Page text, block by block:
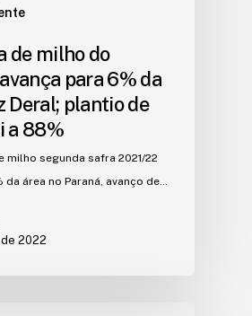
de milho do
para 6% da
Deral; plantio de
a 88%
milho segunda safra 2021/22
da área no Paraná, avanço de…
2022